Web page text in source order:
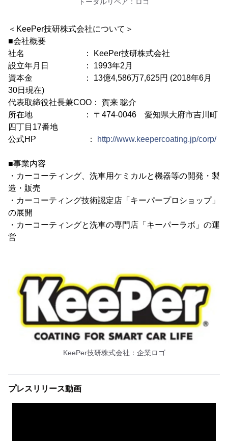
＜KeePer技研株式会社について＞
■会社概要
社名 ： KeePer技研株式会社
設立年月日 ： 1993年2月
資本金 ： 13億4,586万7,625円 (2018年6月
30日現在)
代表取締役社長兼COO： 賀来 聡介
所在地 ： 〒474-0046 愛知県大府市吉川町
四丁目17番地
公式HP ：
http://www.keepercoating.jp/corp/
■事業内容
・カーコーティング、洗車用ケミカルと機器等の開発・製
造・販売
・カーコーティング技術認定店「キーパープロショップ」
の展開
・カーコーティングと洗車の専門店「キーパーラボ」の運
営
KeePer技研株式会社：企業ロゴ
プレスリリース動画